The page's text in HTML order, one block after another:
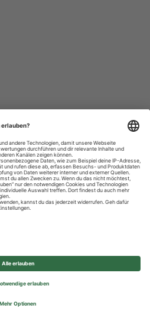
Einstellungen
- All rights reserved